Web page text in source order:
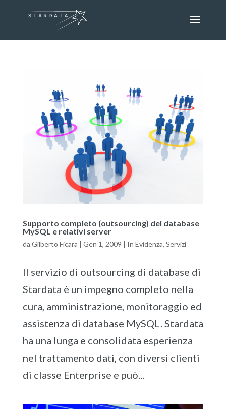
Supporto completo (outsourcing) dei database
MySQL e relativi server
da Gilberto Ficara | Gen 1, 2009 | In Evidenza, Servizi
Il servizio di outsourcing di database di
Stardata è un impegno completo nella
cura, amministrazione, monitoraggio ed
assistenza di database MySQL. Stardata
ha una lunga e consolidata esperienza
nel trattamento dati, con diversi clienti
di classe Enterprise e può...